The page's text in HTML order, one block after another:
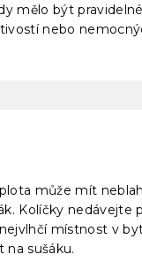
mělo být
nebo
může mít
Kolíčky nedávejte
místnost v
sušáku.